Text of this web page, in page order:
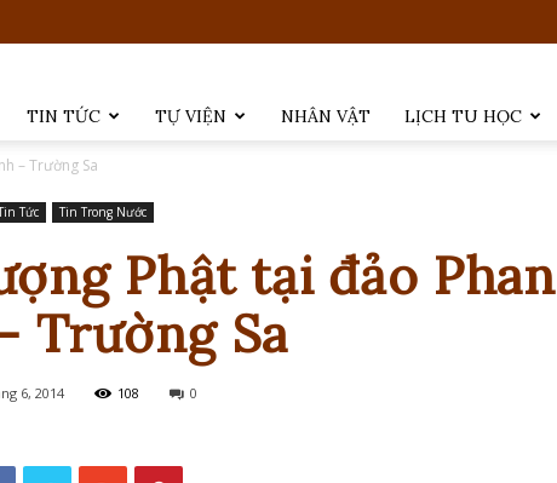
TIN TỨC TỰ VIỆN NHÂN VẬT LỊCH TU HỌC
– Trường Sa
Tức Tin Trong Nước
Phật tại đảo Phan
Trường Sa
6, 2014 108 0